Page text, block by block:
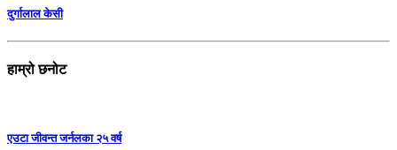
दुर्गालाल केसी
हाम्रो छनोट
एउटा जीवन्त जर्नलका २५ वर्ष